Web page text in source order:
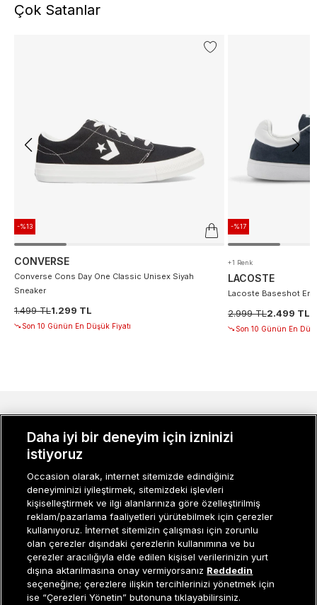
Çok Satanlar
-%13
CONVERSE
Converse Cons Day One Classic Unisex Siyah
Sneaker
1.499 TL1.299 TL
Son 10 Günün En Düşük Fiyatı
-%17
+1 Renk
LACOSTE
Lacoste Baseshot
2.999 TL2.499 TL
Son 10 Günün En
Müşteri İlişkileri0 850 800 01 20
MÜŞTERI İLIŞKILERI
KURUMSAL
KADIN KATEGORILER
GRUP MARKALAR
ERKEK KATEGORILER
Daha iyi bir deneyim için izninizi
istiyoruz
Occasion olarak, internet sitemizde edindiğiniz
deneyiminizi iyileştirmek, sitemizdeki işlevleri
kişiselleştirmek ve ilgi alanlarınıza göre özelleştirilmiş
reklam/pazarlama faaliyetleri yürütebilmek için çerezler
kullanıyoruz. İnternet sitemizin çalışması için zorunlu
olan çerezler dışındaki çerezlerin kullanımına ve bu
çerezler aracılığıyla elde edilen kişisel verilerinizin yurt
dışına aktarılmasına onay vermiyorsanız Reddedin
seçeneğine; çerezlere ilişkin tercihlerinizi yönetmek için
ise “Çerezleri Yönetin” butonuna tıklayabilirsiniz.